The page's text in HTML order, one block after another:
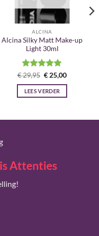
ALCINA
Alcina Silky Matt Make-up
Light 30ml
Gewaardeerd
5uit 5
€29,95 Oorspronkelijke
prijs
was:
€ 29,95.
€25,00Huidige
LEES VERDER
Attenties